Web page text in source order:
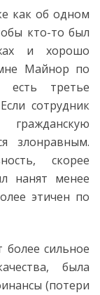
как об одном
кто-то был
и хорошо
Майнор по
третье
сотрудник
злонравным.
скорее
нанят менее
этичен по
сильное
была
(потери